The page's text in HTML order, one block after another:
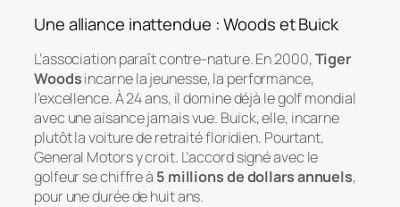
Une alliance inattendue : Woods et Buick
L’association paraît contre-nature. En 2000,Tiger
Woodsincarne la jeunesse, la performance,
l’excellence. À 24 ans, il domine déjà le golf mondial
avec une aisance jamais vue. Buick, elle, incarne
plutôt la voiture de retraité floridien. Pourtant,
General Motors y croit. L’accord signé avec le
golfeur se chiffre à 5 millions de dollars annuels,
pour une durée de huit ans.